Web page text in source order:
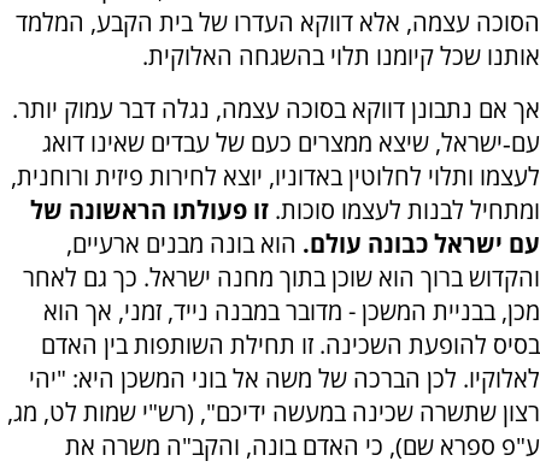
הסוכה עצמה, אלא דווקא העדרו של בית הקבע, המלמד
אותנו שכל קיומנו תלוי בהשגחה האלוקית.
אך אם נתבונן דווקא בסוכה עצמה, נגלה דבר עמוק יותר.
עם‐ישראל, שיצא ממצרים כעם של עבדים שאינו דואג
לעצמו ותלוי לחלוטין באדוניו, יוצא לחירות פיזית ורוחנית,
ומתחיל לבנות לעצמו סוכות. זו פעולתו הראשונה של
עם ישראל כבונה עולם. הוא בונה מבנים ארעיים,
והקדוש ברוך הוא שוכן בתוך מחנה ישראל. כך גם לאחר
מכן, בבניית המשכן - מדובר במבנה נייד, זמני, אך הוא
בסיס להופעת השכינה. זו תחילת השותפות בין האדם
לאלוקיו. לכן הברכה של משה אל בוני המשכן היא: "יהי
רצון שתשרה שכינה במעשה ידיכם", (רש"י שמות לט, מג,
ע"פ ספרא שם), כי האדם בונה, והקב"ה משרה את